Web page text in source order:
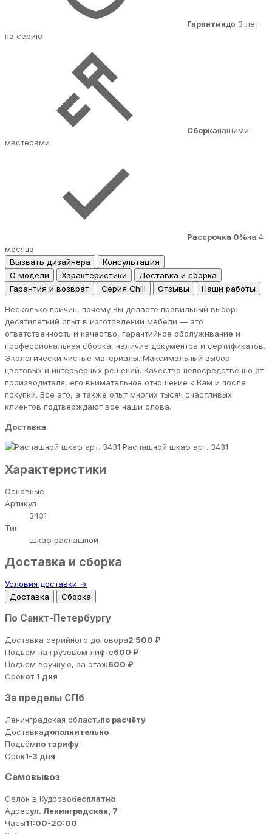
Гарантиядо 3 лет
на серию
Сборканашими
мастерами
Рассрочка 0%на 4
месяца
Вызвать дизайнера
Консультация
О модели
Характеристики
Доставка и сборка
Гарантия и возврат
Серия Chill Отзывы Наши работы
Несколько причин, почему Вы делаете правильный выбор:
десятилетний опыт в изготовлении мебели — это
ответственность и качество, гарантийное обслуживание и
профессиональная сборка, наличие документов и сертификатов.
Экологически чистые материалы. Максимальный выбор
цветовых и интерьерных решений. Качество непосредственно от
производителя, его внимательное отношение к Вам и после
покупки. Все это, а также опыт многих тысяч счастливых
клиентов подтверждают все наши слова.
Доставка
Распашной шкаф арт. 3431
Характеристики
Основные
Артикул
3431
Тип
Шкаф распашной
Доставка и сборка
Условия доставки →
Доставка
Сборка
По Санкт-Петербургу
Доставка серийного договора2 500 ₽
Подъём на грузовом лифте600 ₽
Подъём вручную, за этаж600 ₽
Срокот 1 дня
За пределы СПб
Ленинградская областьпо расчёту
Доставкадополнительно
Подъёмпо тарифу
Срок1-3 дня
Самовывоз
Салон в Кудровобесплатно
Адресул. Ленинградская, 7
Часы11:00-20:00